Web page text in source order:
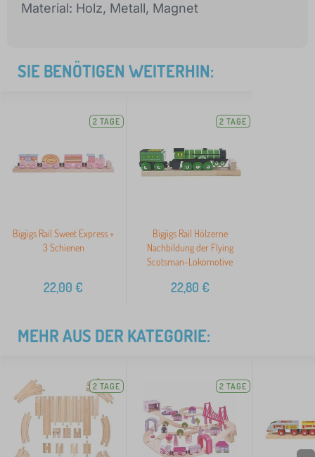
Material: Holz, Metall, Magnet
SIE BENÖTIGEN WEITERHIN:
2 TAGE
Bigjigs Rail Sweet Express +
3 Schienen
22,00 €
2 TAGE
Bigjigs Rail Hölzerne
Nachbildung der Flying
Scotsman-Lokomotive
22,80 €
MEHR AUS DER KATEGORIE:
2 TAGE 2 TAGE